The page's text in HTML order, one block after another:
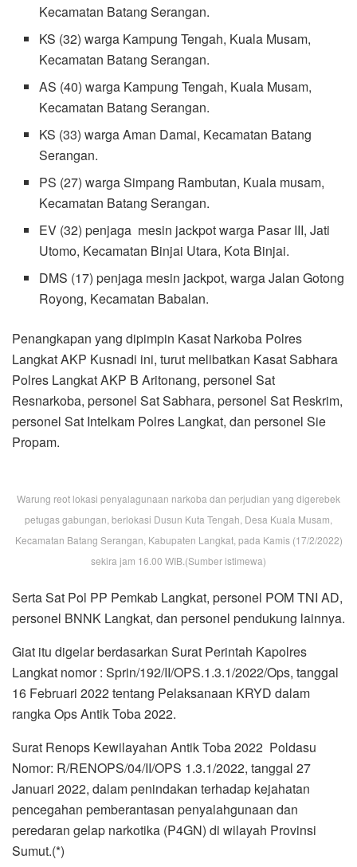
Kecamatan Batang Serangan.
KS (32) warga Kampung Tengah, Kuala Musam,
Kecamatan Batang Serangan.
AS (40) warga Kampung Tengah, Kuala Musam,
Kecamatan Batang Serangan.
KS (33) warga Aman Damai, Kecamatan Batang
Serangan.
PS (27) warga Simpang Rambutan, Kuala musam,
Kecamatan Batang Serangan.
EV (32) penjaga mesin jackpot warga Pasar III, Jati
Utomo, Kecamatan Binjai Utara, Kota Binjai.
DMS (17) penjaga mesin jackpot, warga Jalan Gotong
Royong, Kecamatan Babalan.
Penangkapan yang dipimpin Kasat Narkoba Polres
Langkat AKP Kusnadi ini, turut melibatkan Kasat Sabhara
Polres Langkat AKP B Aritonang, personel Sat
Resnarkoba, personel Sat Sabhara, personel Sat Reskrim,
personel Sat Intelkam Polres Langkat, dan personel Sie
Propam.
Warung reot lokasi penyalagunaan narkoba dan perjudian yang digerebek
petugas gabungan, berlokasi Dusun Kuta Tengah, Desa Kuala Musam,
Kecamatan Batang Serangan, Kabupaten Langkat, pada Kamis (17/2/2022)
sekira jam 16.00 WIB.(Sumber istimewa)
Serta Sat Pol PP Pemkab Langkat, personel POM TNI AD,
personel BNNK Langkat, dan personel pendukung lainnya.
Giat itu digelar berdasarkan Surat Perintah Kapolres
Langkat nomor : Sprin/192/II/OPS.1.3.1/2022/Ops, tanggal
16 Februari 2022 tentang Pelaksanaan KRYD dalam
rangka Ops Antik Toba 2022.
Surat Renops Kewilayahan Antik Toba 2022 Poldasu
Nomor: R/RENOPS/04/II/OPS 1.3.1/2022, tanggal 27
Januari 2022, dalam penindakan terhadap kejahatan
pencegahan pemberantasan penyalahgunaan dan
peredaran gelap narkotika (P4GN) di wilayah Provinsi
Sumut.(*)